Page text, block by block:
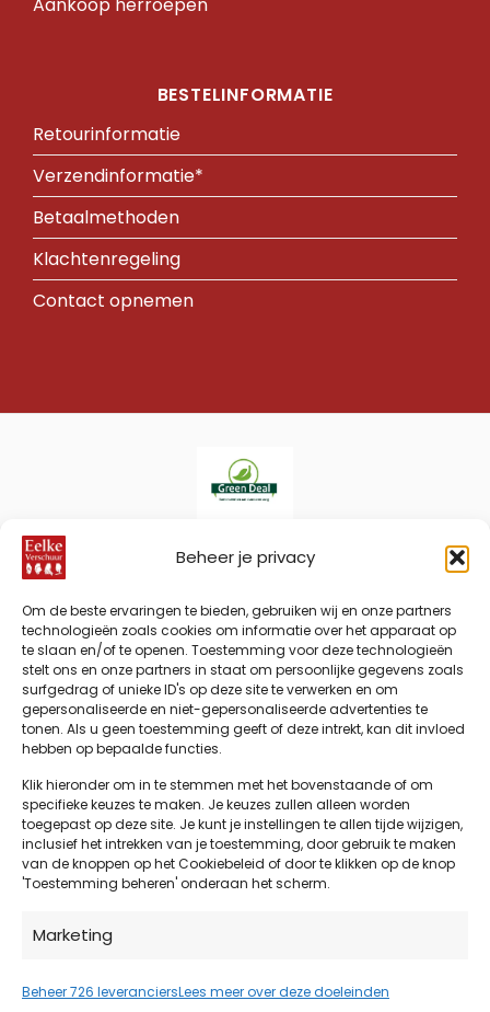
Beheer je privacy
Om de beste ervaringen te bieden, gebruiken wij en onze partners
technologieën zoals cookies om informatie over het apparaat op
te slaan en/of te openen. Toestemming voor deze technologieën
stelt ons en onze partners in staat om persoonlijke gegevens zoals
surfgedrag of unieke ID's op deze site te verwerken en om
gepersonaliseerde en niet-gepersonaliseerde advertenties te
tonen. Als u geen toestemming geeft of deze intrekt, kan dit invloed
hebben op bepaalde functies.
Klik hieronder om in te stemmen met het bovenstaande of om
specifieke keuzes te maken. Je keuzes zullen alleen worden
toegepast op deze site. Je kunt je instellingen te allen tijde wijzigen,
inclusief het intrekken van je toestemming, door gebruik te maken
van de knoppen op het Cookiebeleid of door te klikken op de knop
'Toestemming beheren' onderaan het scherm.
Marketing
Beheer 726 leveranciersLees meer over deze doeleinden
BESTELINFORMATIE
Retourinformatie
Verzendinformatie*
Betaalmethoden
Klachtenregeling
Contact opnemen
Verschuur
van
Green
Deal:
samenwerken
aan
duurzame
zorg en
realisatie
naar zorg
met
minimale
impact
Bancontact
Klarna Visa PayPal
Bank
Transfer
Sepa
Apple
Pay
Google
Pay
©2026 Eelke Verschuur